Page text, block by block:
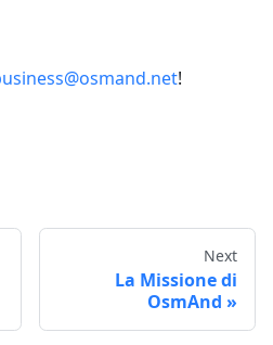
!
Next
La Missione di
OsmAnd